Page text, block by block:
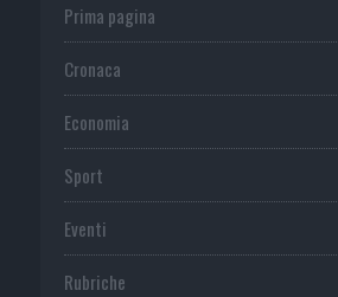
Prima pagina
Cronaca
Economia
Sport
Eventi
Rubriche